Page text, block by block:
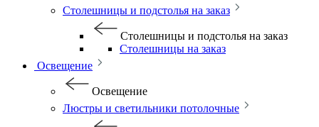
Столешницы и подстолья на заказ
Столешницы и подстолья на заказ
Столешницы на заказ
Освещение
Освещение
Люстры и светильники потолочные